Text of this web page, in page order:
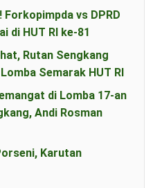
Forkopimpda vs DPRD
di HUT RI ke-81
Rutan Sengkang
Semarak HUT RI
di Lomba 17-an
Andi Rosman
Karutan